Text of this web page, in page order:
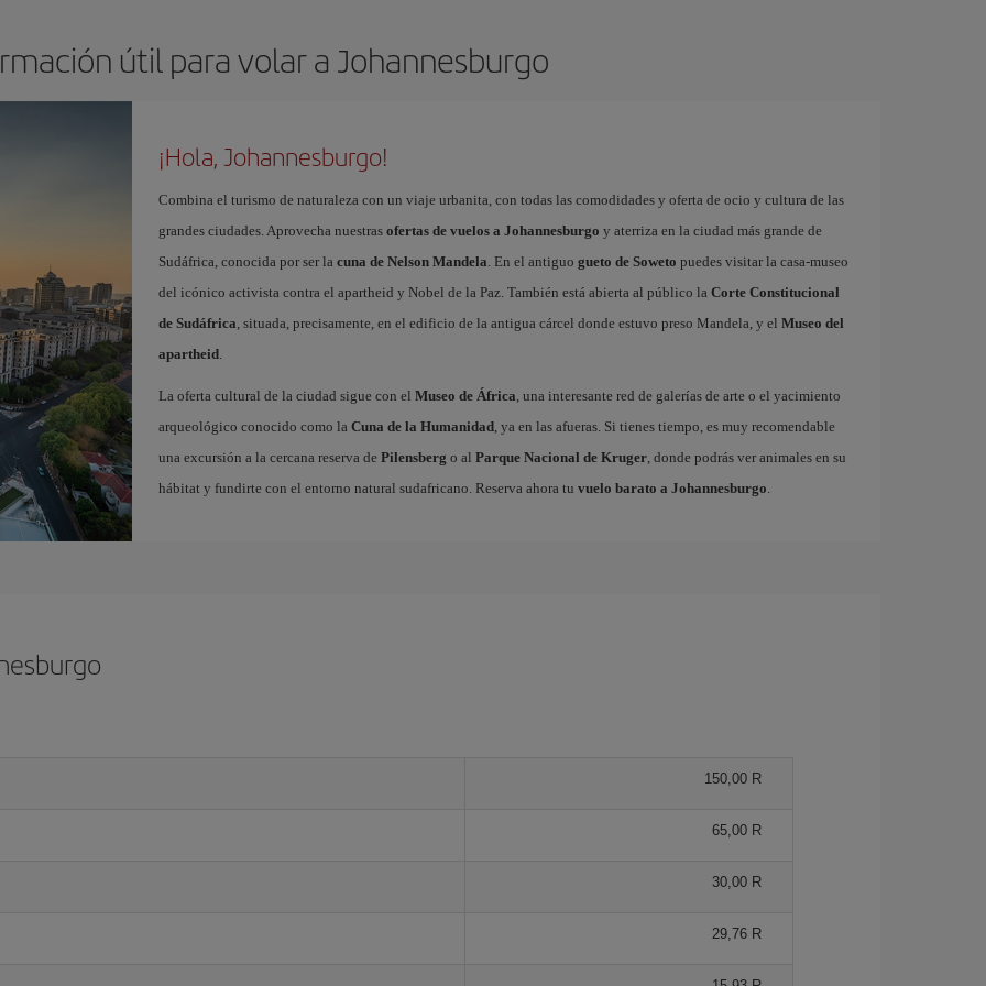
útil para volar a Johannesburgo
¡Hola, Johannesburgo!
Combina el turismo de naturaleza con un viaje urbanita, con todas las comodidades y oferta de ocio y cultura de las
grandes ciudades. Aprovecha nuestras ofertas de vuelos a Johannesburgo y aterriza en la ciudad más grande de
Sudáfrica, conocida por ser la cuna de Nelson Mandela. En el antiguo gueto de Soweto puedes visitar la casa-museo
del icónico activista contra el apartheid y Nobel de la Paz. También está abierta al público la Corte Constitucional
de Sudáfrica, situada, precisamente, en el edificio de la antigua cárcel donde estuvo preso Mandela, y el Museo del
apartheid.
La oferta cultural de la ciudad sigue con el Museo de África, una interesante red de galerías de arte o el yacimiento
arqueológico conocido como la Cuna de la Humanidad, ya en las afueras. Si tienes tiempo, es muy recomendable
una excursión a la cercana reserva de Pilensberg o al Parque Nacional de Kruger, donde podrás ver animales en su
hábitat y fundirte con el entorno natural sudafricano. Reserva ahora tu vuelo barato a Johannesburgo.
150,00 R
65,00 R
30,00 R
29,76 R